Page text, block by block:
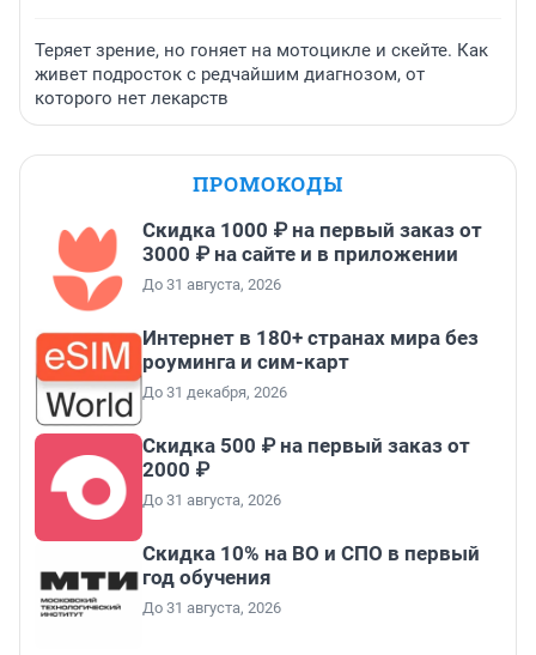
Теряет зрение, но гоняет на мотоцикле и скейте. Как
живет подросток с редчайшим диагнозом, от
которого нет лекарств
ПРОМОКОДЫ
Скидка 1000 ₽ на первый заказ от
3000 ₽ на сайте и в приложении
До 31 августа, 2026
Интернет в 180+ странах мира без
роуминга и сим-карт
До 31 декабря, 2026
Скидка 500 ₽ на первый заказ от
2000 ₽
До 31 августа, 2026
Скидка 10% на ВО и СПО в первый
год обучения
До 31 августа, 2026